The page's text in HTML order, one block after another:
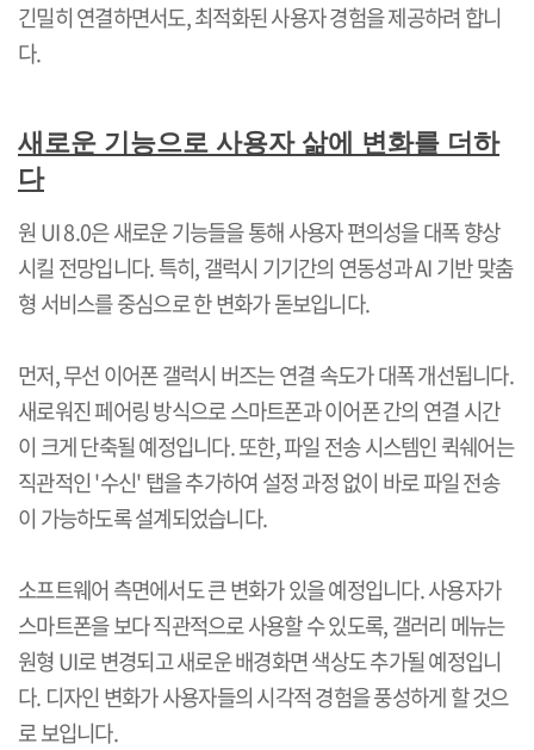
긴밀히 연결하면서도,최적화된 사용자 경험을 제공하려 합니
다.
새로운 기능으로 사용자 삶에 변화를 더하
다
원 UI 8.0은 새로운 기능들을 통해 사용자 편의성을 대폭 향상
시킬 전망입니다.특히,갤럭시 기기간의 연동성과AI기반 맞춤
형 서비스를 중심으로 한 변화가 돋보입니다.
먼저,무선 이어폰 갤럭시 버즈는 연결 속도가 대폭 개선됩니다.
새로워진 페어링 방식으로 스마트폰과 이어폰 간의 연결 시간
이 크게 단축될 예정입니다.또한,파일 전송 시스템인 퀵쉐어는
직관적인'수신'탭을 추가하여 설정 과정 없이 바로 파일 전송
이 가능하도록 설계되었습니다.
소프트웨어 측면에서도 큰 변화가 있을 예정입니다.사용자가
스마트폰을 보다 직관적으로 사용할 수 있도록,갤러리 메뉴는
원형UI로 변경되고 새로운 배경화면 색상도 추가될 예정입니
다. 디자인 변화가 사용자들의 시각적 경험을 풍성하게 할 것으
로 보입니다.